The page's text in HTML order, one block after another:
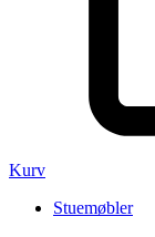
Kurv
Stuemøbler